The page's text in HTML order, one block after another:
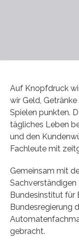
Auf Knopfdruck
wir Geld,
Spielen punkten.
tägliches Leben
und den
Fachleute mit
Gemeinsam mit
Sachverständigen
Bundesinstitut für
Bundesregierung
gebracht.